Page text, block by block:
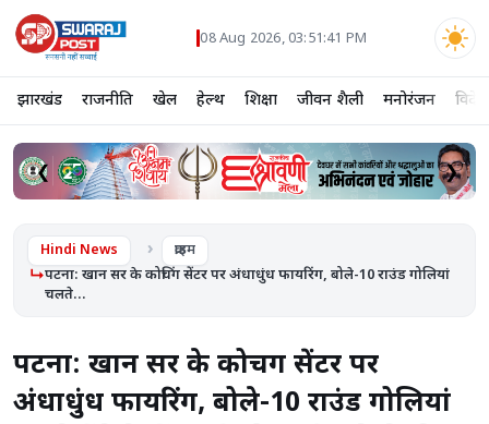
08 Aug 2026, 03:51:41 PM
झारखंड राजनीति खेल हेल्थ शिक्षा जीवन शैली मनोरंजन विदेश
❮ ❯
Hindi News क्राइम
पटना: खान सर के कोचिंग सेंटर पर अंधाधुंध फायरिंग, बोले-10 राउंड गोलियां
चलते...
पटना: खान सर के कोचिंग सेंटर पर
अंधाधुंध फायरिंग, बोले-10 राउंड गोलियां